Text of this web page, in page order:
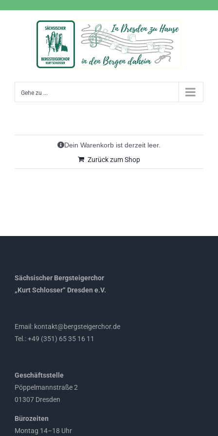
Gehe zu ...
Dein Warenkorb ist derzeit leer.
Zurück zum Shop
Sächsischer Bergsteigerchor
„Kurt Schlosser“ Dresden e.V.
Email: kontakt@bergsteigerchor.de
Tel.: +49 (351) 65 35 16 11
Geschäftsstelle
Pöppelmannstraße 2
01307 Dresden
Bürozeiten
Montag 14–18 Uhr